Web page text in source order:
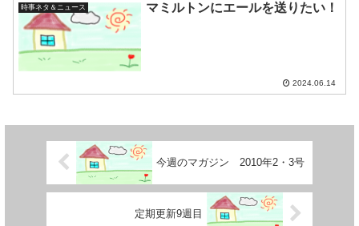
時事ネタ＆ニュース マミルトンにエールを送りたい！
2024.06.14
今週のマガジン 2010年2・3号
定期更新9週目